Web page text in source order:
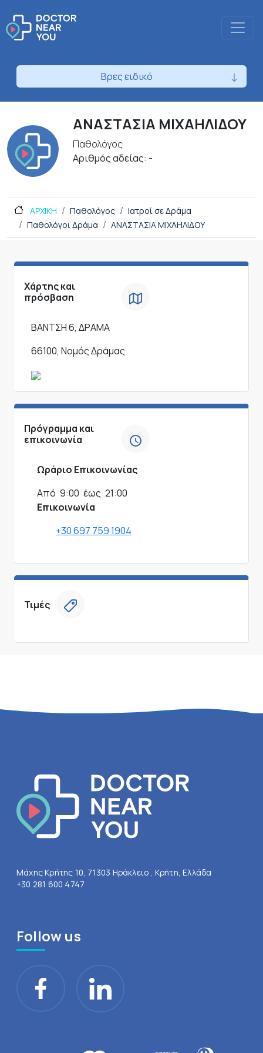
Βρες ειδικό
ΑΝΑΣΤΑΣΙΑ ΜΙΧΑΗΛΙΔΟΥ
Παθολόγος
Αριθμός αδείας: -
ΑΡΧΙΚΗ Παθολόγος
Ιατροί σε Δράμα
Παθολόγοι Δράμα
ΑΝΑΣΤΑΣΙΑ ΜΙΧΑΗΛΙΔΟΥ
Χάρτης και
πρόσβαση
ΒΑΝΤΣΗ 6, ΔΡΑΜΑ
66100, Νομός Δράμας
Πρόγραμμα και
επικοινωνία
Ωράριο Επικοινωνίας
Από 9:00 έως 21:00
Επικοινωνία
+30 697 759 1904
Τιμές
Μάχης Κρήτης 10, 71303 Ηράκλειο , Κρήτη, Ελλάδα
+30 281 600 4747
Follow us